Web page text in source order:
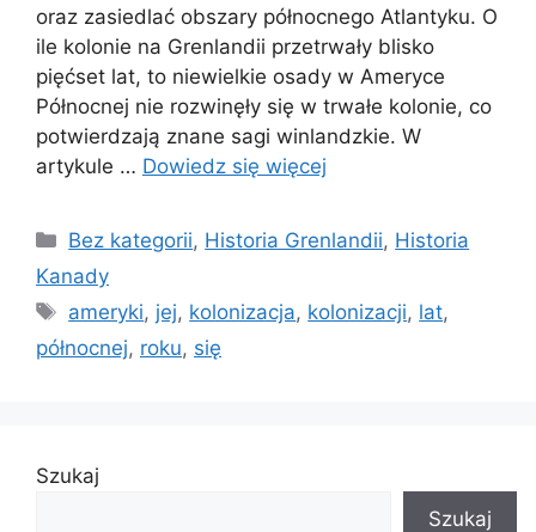
oraz zasiedlać obszary północnego Atlantyku. O
ile kolonie na Grenlandii przetrwały blisko
pięćset lat, to niewielkie osady w Ameryce
Północnej nie rozwinęły się w trwałe kolonie, co
potwierdzają znane sagi winlandzkie. W
artykule … Dowiedz się więcej
Kategorie
Bez kategorii, Historia Grenlandii, Historia
Kanady
Tagi
ameryki, jej, kolonizacja, kolonizacji, lat,
północnej, roku, się
Szukaj
Szukaj